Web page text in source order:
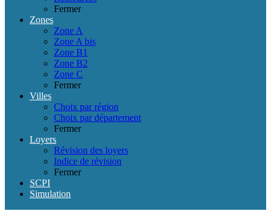
Fermer
Zones
Zone A
Zone A bis
Zone B1
Zone B2
Zone C
Fermer
Villes
Choix par région
Choix par département
Fermer
Loyers
Révision des loyers
Indice de révision
Fermer
SCPI
Simulation